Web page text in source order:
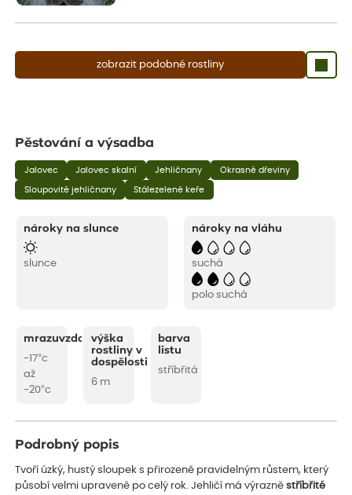
zobrazit podobné rostliny
Pěstování a výsadba
Jalovec Jalovec skalní Jehličnany Okrasné dřeviny
Sloupovité jehličnany Stálezelené keře
nároky na slunce
slunce
nároky na vláhu
suchá
polo suchá
mrazuvzdornost
-17°c
až
-20°c
výška
rostliny v
dospělosti
6 m
barva
listu
stříbřitá
Podrobný popis
Tvoří úzký, hustý sloupek s přirozeně pravidelným růstem, který
působí velmi upraveně po celý rok. Jehličí má výrazněstříbřité